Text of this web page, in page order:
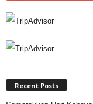
Recent Posts